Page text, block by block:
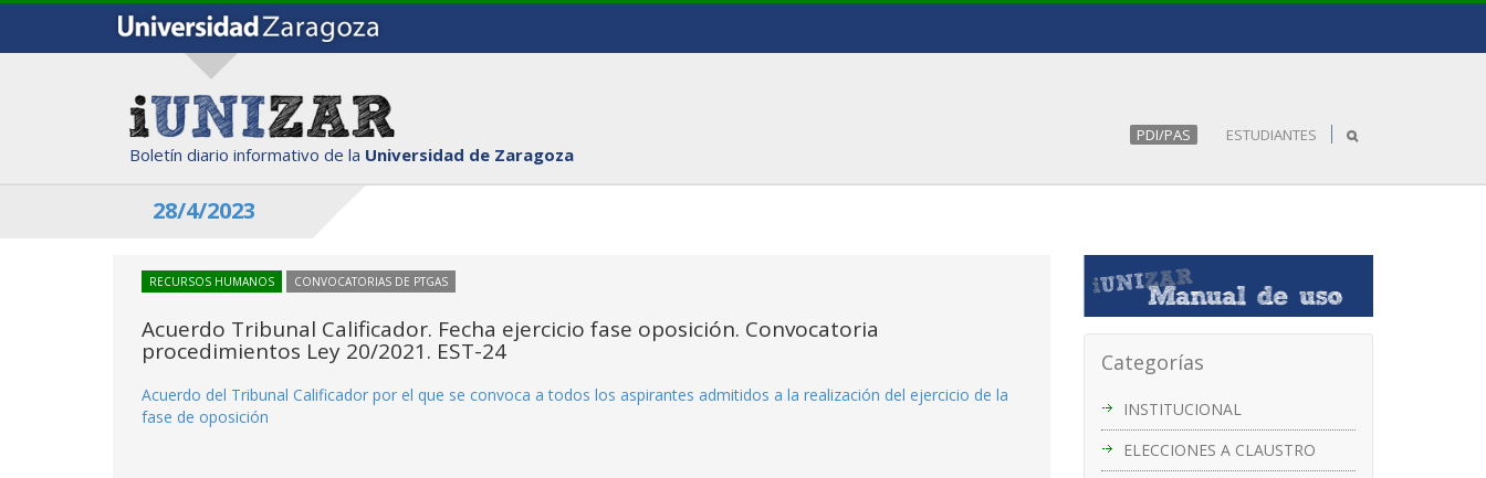
Boletín diario informativo de la Universidad de Zaragoza
PDI/PAS ESTUDIANTES
28/4/2023
Categorías
INSTITUCIONAL
ELECCIONES A CLAUSTRO
RECURSOS HUMANOS CONVOCATORIAS DE PTGAS
Acuerdo Tribunal Calificador. Fecha ejercicio fase oposición. Convocatoria
procedimientos Ley 20/2021. EST-24
Acuerdo del Tribunal Calificador por el que se convoca a todos los aspirantes admitidos a la realización del ejercicio de la
fase de oposición